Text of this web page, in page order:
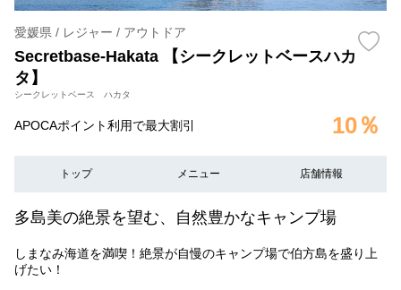
愛媛県 / レジャー / アウトドア
Secretbase-Hakata 【シークレットベースハカ
タ】
シークレットベース ハカタ
APOCAポイント利用で最大割引 10％
トップ メニュー 店舗情報
多島美の絶景を望む、自然豊かなキャンプ場
しまなみ海道を満喫！絶景が自慢のキャンプ場で伯方島を盛り上
げたい！